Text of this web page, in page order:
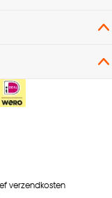
verzendkosten